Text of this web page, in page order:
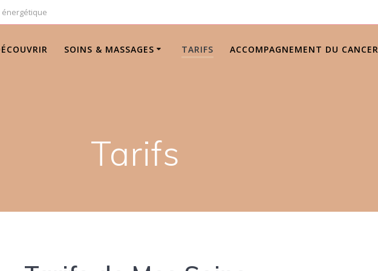
énergétique
SOINS & MASSAGES TARIFS ACCOMPAGNEMENT DU CANCER
Tarifs